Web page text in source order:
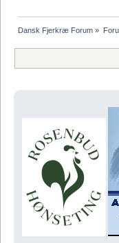
Dansk Fjerkræ Forum »